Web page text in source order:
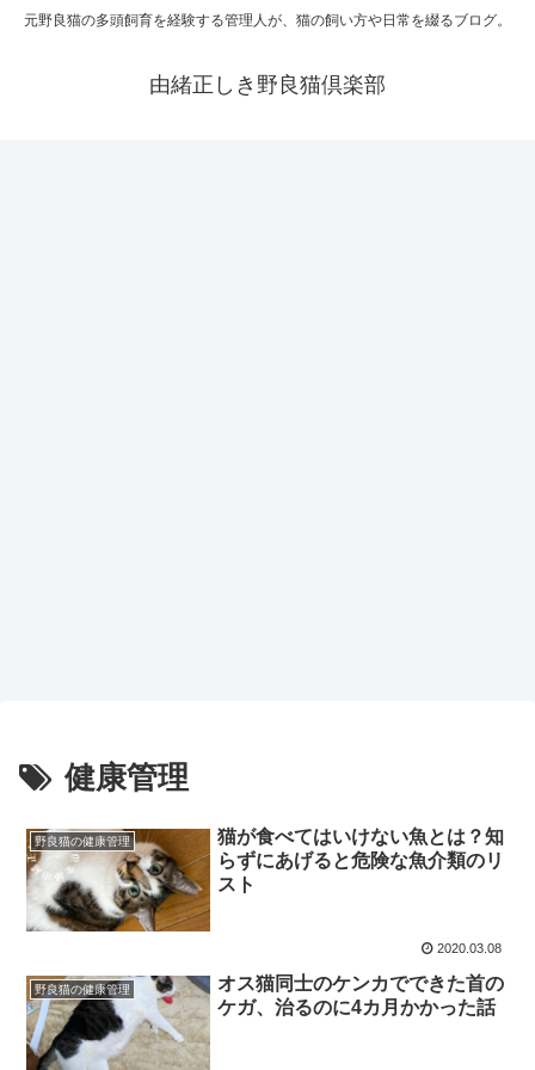
元野良猫の多頭飼育を経験する管理人が、猫の飼い方や日常を綴るブログ。
由緒正しき野良猫倶楽部
健康管理
野良猫の健康管理
猫が食べてはいけない魚とは？知
らずにあげると危険な魚介類のリ
スト
2020.03.08
野良猫の健康管理
オス猫同士のケンカでできた首の
ケガ、治るのに4カ月かかった話